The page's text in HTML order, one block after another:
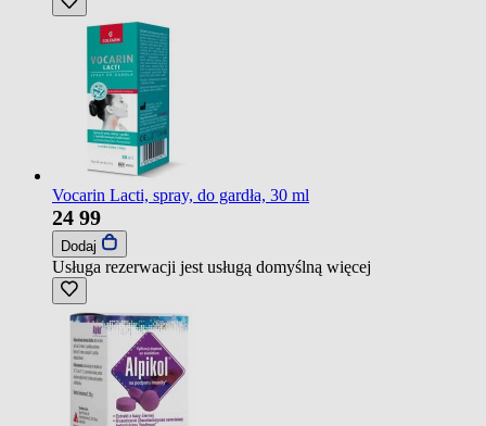
Vocarin Lacti, spray, do gardła, 30 ml
24 99
Dodaj
Usługa rezerwacji jest usługą domyślną więcej